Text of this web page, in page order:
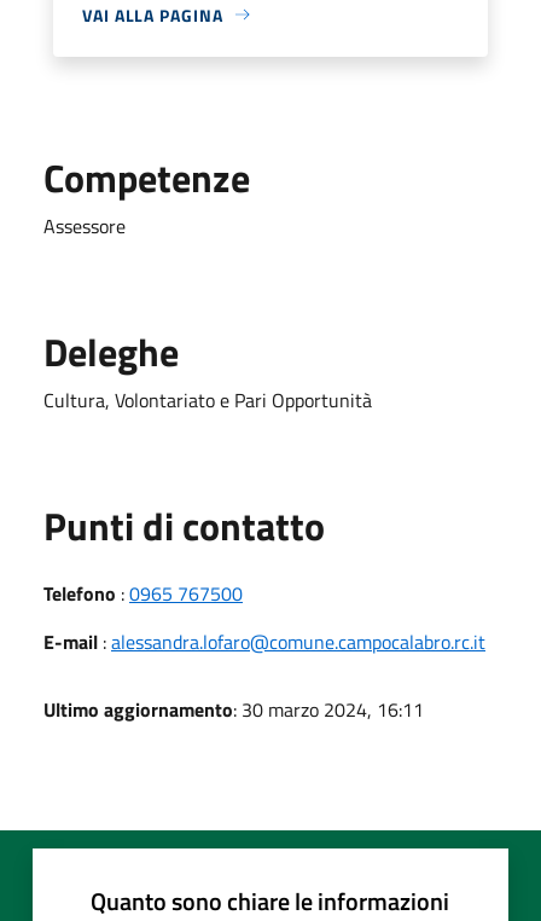
VAI ALLA PAGINA
Competenze
Assessore
Deleghe
Cultura, Volontariato e Pari Opportunità
Punti di contatto
Telefono :0965 767500
E-mail :alessandra.lofaro@comune.campocalabro.rc.it
Ultimo aggiornamento: 30 marzo 2024, 16:11
Quanto sono chiare le informazioni